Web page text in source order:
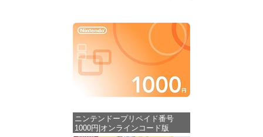
ニンテンドープリペイド番号
1000円|オンラインコード版